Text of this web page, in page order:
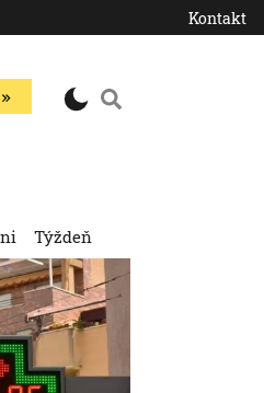
Kontakt
Týždeň